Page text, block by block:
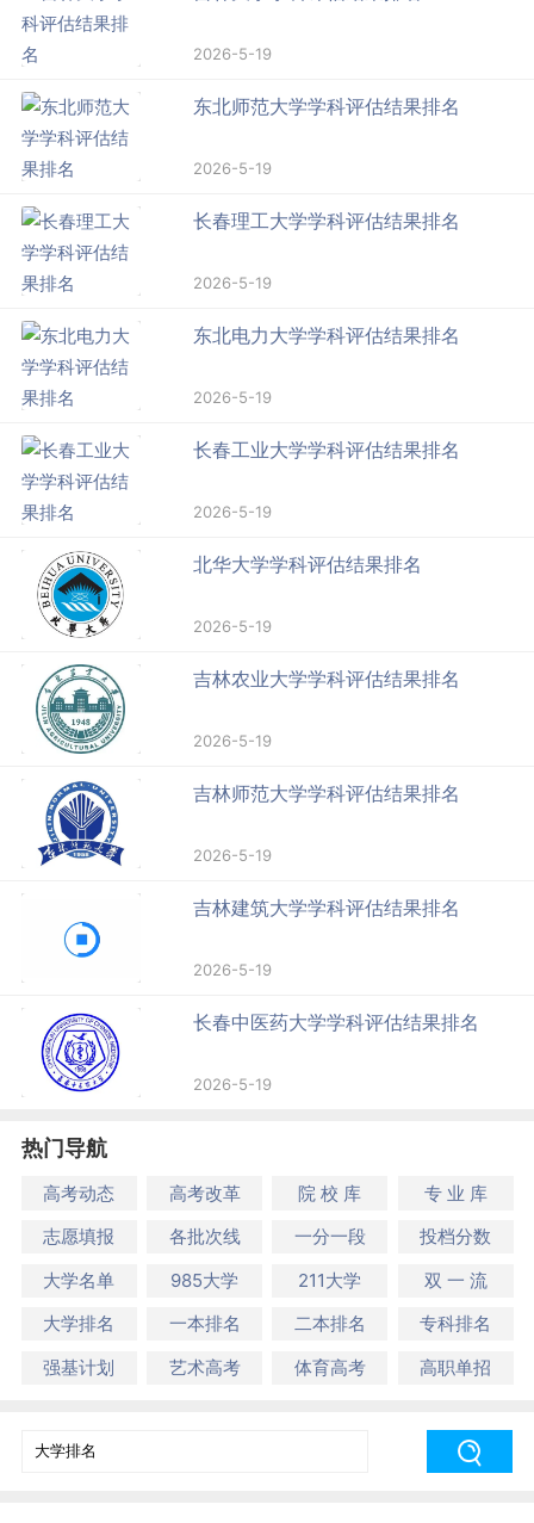
2026-5-19
东北师范大学学科评估结果排名
2026-5-19
长春理工大学学科评估结果排名
2026-5-19
东北电力大学学科评估结果排名
2026-5-19
长春工业大学学科评估结果排名
2026-5-19
北华大学学科评估结果排名
2026-5-19
吉林农业大学学科评估结果排名
2026-5-19
吉林师范大学学科评估结果排名
2026-5-19
吉林建筑大学学科评估结果排名
2026-5-19
长春中医药大学学科评估结果排名
2026-5-19
热门导航
高考动态 高考改革 院 校 库
专 业 库
志愿填报
各批次线 一分一段
投档分数
大学名单
985大学 211大学
双 一 流
大学排名
一本排名 二本排名
专科排名
强基计划
艺术高考 体育高考 高职单招